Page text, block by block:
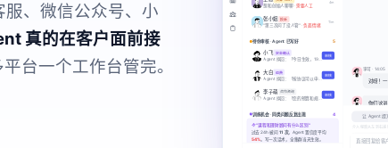
服、微信公众号、小
真的在客户面前接
台一个工作台管完。